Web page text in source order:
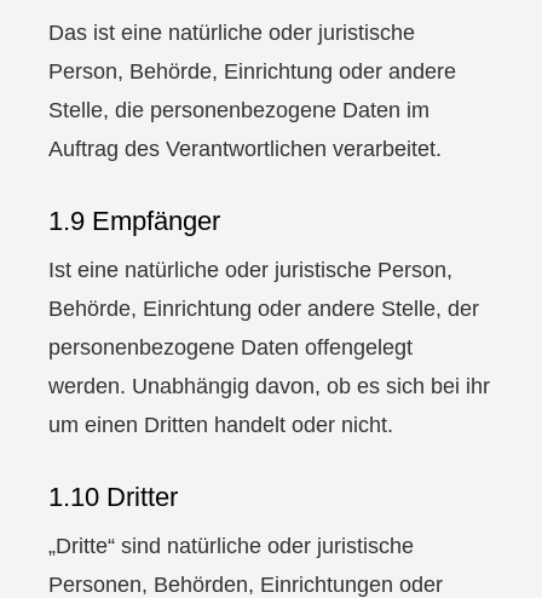
Das ist eine natürliche oder juristische
Person, Behörde, Einrichtung oder andere
Stelle, die personenbezogene Daten im
Auftrag des Verantwortlichen verarbeitet.
1.9 Empfänger
Ist eine natürliche oder juristische Person,
Behörde, Einrichtung oder andere Stelle, der
personenbezogene Daten offengelegt
werden. Unabhängig davon, ob es sich bei ihr
um einen Dritten handelt oder nicht.
1.10 Dritter
„Dritte“ sind natürliche oder juristische
Personen, Behörden, Einrichtungen oder